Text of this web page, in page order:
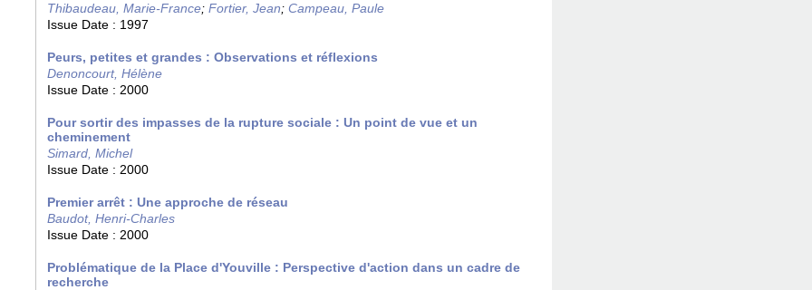
Thibaudeau, Marie-France; Fortier, Jean; Campeau, Paule
Issue Date : 1997
Peurs, petites et grandes : Observations et réflexions
Denoncourt, Hélène
Issue Date : 2000
Pour sortir des impasses de la rupture sociale : Un point de vue et un
cheminement
Simard, Michel
Issue Date : 2000
Premier arrêt : Une approche de réseau
Baudot, Henri-Charles
Issue Date : 2000
Problématique de la Place d'Youville : Perspective d'action dans un cadre de
recherche